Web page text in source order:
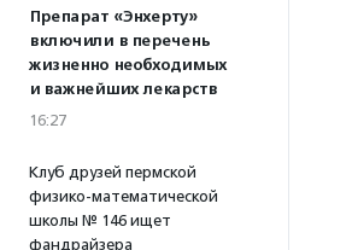
Препарат «Энхерту»
включили в перечень
жизненно необходимых
и важнейших лекарств
16:27
Клуб друзей пермской
физико-математической
школы № 146 ищет
фандрайзера